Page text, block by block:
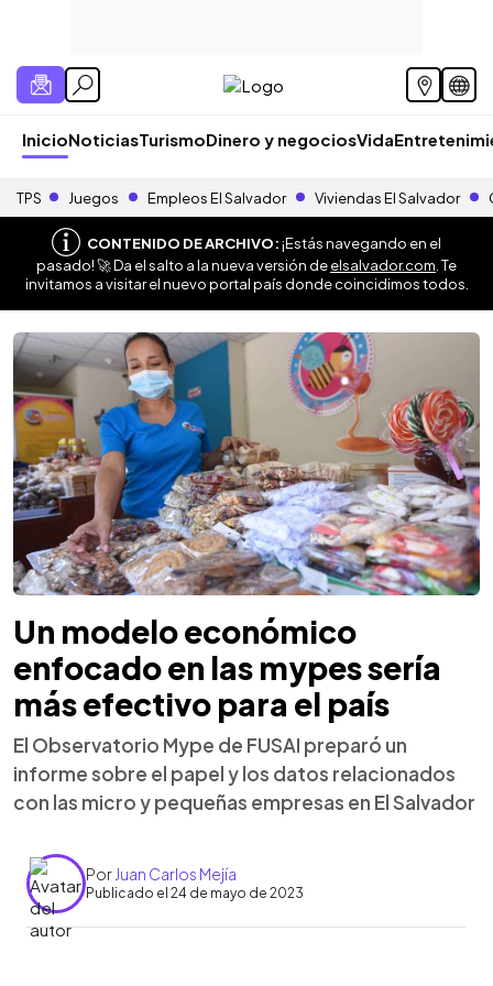
InicioNoticiasTurismoDinero y negociosVida
TPS Juegos Empleos El Salvador Viviendas El Salvador
CONTENIDO DE ARCHIVO:¡Estás navegando en el
pasado! 🚀 Da el salto a la nueva versión deelsalvador.com . Te
invitamos a visitar el nuevo portal país donde coincidimos todos.
Un modelo económico
enfocado en las mypes sería
más efectivo para el país
El Observatorio Mype de FUSAI preparó un
informe sobre el papel y los datos relacionados
con las micro y pequeñas empresas en El Salvador
Por Juan Carlos Mejía
Publicado el 24 de mayo de 2023